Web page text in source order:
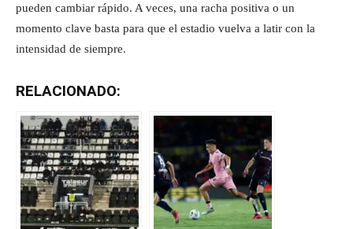
pueden cambiar rápido. A veces, una racha positiva o un
momento clave basta para que el estadio vuelva a latir con la
intensidad de siempre.
RELACIONADO: